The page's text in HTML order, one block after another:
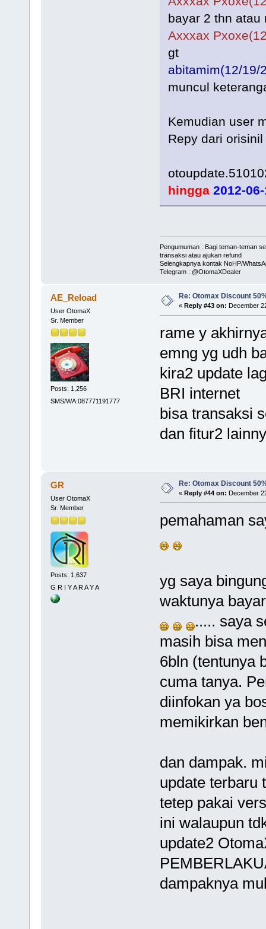
bayar 2 thn atau
Axxxax
gt
abitamim(12/19/
muncul
Kemudian user
Repy dari orisinil
hingga 2012-
Pengumuman : Bagi teman-teman
transaksi atau ajukan refund
Selengkapnya kontak NoHP/
Telegram : @OtomaXDealer
AE_Reload
User OtomaX
Sr. Member
Posts: 1,256
SMS/WA:087771191777
Re: Otomax Discount
« Reply #43 on: December
rame y
emng yg udh
kira2 update
BRI internet
bisa transaksi
dan fitur2
GR
User OtomaX
Sr. Member
Posts: 1,637
G R I Y A R A Y A
Re: Otomax Discount
« Reply #44 on: December
pemahaman
yg saya
waktunya
..... saya
masih bisa
6bln (tentunya
cuma tanya.
diinfokan ya
memikirkan
dan dampak.
update terbaru
tetep pakai
ini walaupun
update2
dampaknya